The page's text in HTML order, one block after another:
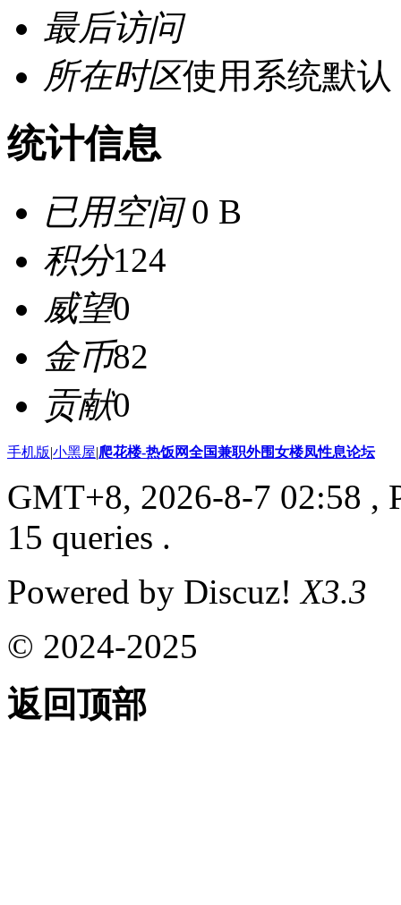
最后访问
所在时区使用系统默认
统计信息
已用空间0 B
积分124
威望0
金币82
贡献0
手机版|小黑屋|爬花楼-热饭网全国兼职外围女楼凤性息论坛
GMT+8, 2026-8-7 02:58 ,
15 queries .
Powered by Discuz!X3.3
© 2024-2025
返回顶部